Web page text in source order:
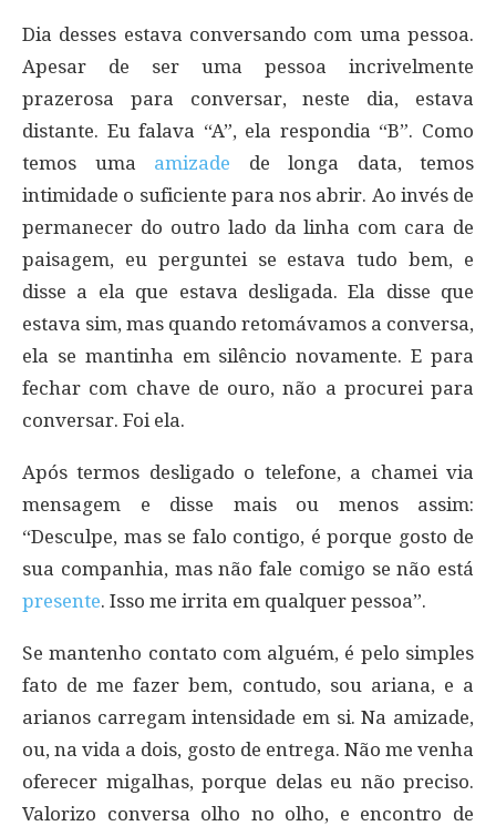
Dia desses estava conversando com uma pessoa.
Apesar de ser uma pessoa incrivelmente
prazerosa para conversar, neste dia, estava
distante. Eu falava “A”, ela respondia “B”. Como
temos uma amizade de longa data, temos
intimidade o suficiente para nos abrir. Ao invés de
permanecer do outro lado da linha com cara de
paisagem, eu perguntei se estava tudo bem, e
disse a ela que estava desligada. Ela disse que
estava sim, mas quando retomávamos a conversa,
ela se mantinha em silêncio novamente. E para
fechar com chave de ouro, não a procurei para
conversar. Foi ela.
Após termos desligado o telefone, a chamei via
mensagem e disse mais ou menos assim:
“Desculpe, mas se falo contigo, é porque gosto de
sua companhia, mas não fale comigo se não está
presente. Isso me irrita em qualquer pessoa”.
Se mantenho contato com alguém, é pelo simples
fato de me fazer bem, contudo, sou ariana, e a
arianos carregam intensidade em si. Na amizade,
ou, na vida a dois, gosto de entrega. Não me venha
oferecer migalhas, porque delas eu não preciso.
Valorizo conversa olho no olho, e encontro de